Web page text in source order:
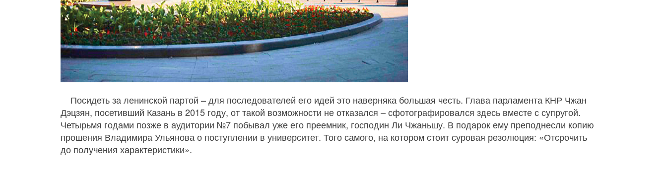
Посидеть за ленинской партой – для последователей его идей это наверняка большая честь. Глава парламента КНР Чжан
Дэцзян, посетивший Казань в 2015 году, от такой возможности не отказался – сфотографировался здесь вместе с супругой.
Четырьмя годами позже в аудитории №7 побывал уже его преемник, господин Ли Чжаньшу. В подарок ему преподнесли копию
прошения Владимира Ульянова о поступлении в университет. Того самого, на котором стоит суровая резолюция: «Отсрочить
до получения характеристики».